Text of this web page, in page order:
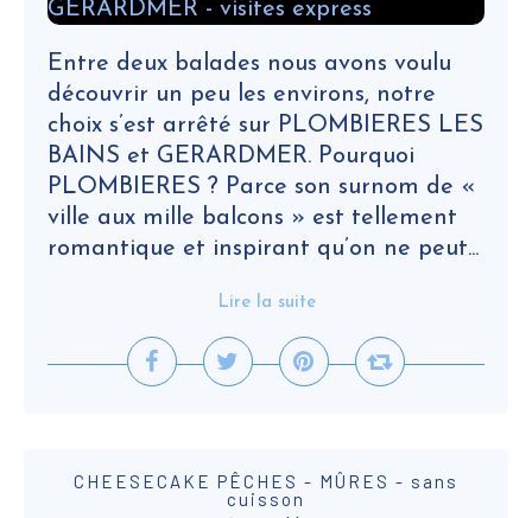
Entre deux balades nous avons voulu
découvrir un peu les environs, notre
choix s’est arrêté sur PLOMBIERES LES
BAINS et GERARDMER. Pourquoi
PLOMBIERES ? Parce son surnom de «
ville aux mille balcons » est tellement
romantique et inspirant qu’on ne peut...
Lire la suite
CHEESECAKE PÊCHES - MÛRES - sans
cuisson